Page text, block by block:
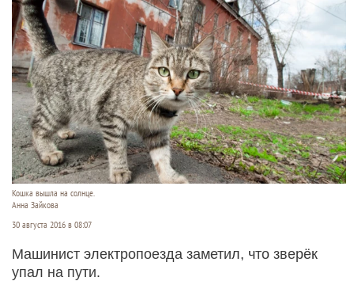
Кошка вышла на солнце.
Анна Зайкова
30 августа 2016 в 08:07
Машинист электропоезда заметил, что зверёк
упал на пути.